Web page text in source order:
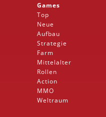
Games
Top
Neue
Aufbau
Strategie
Farm
Mittelalter
Rollen
Action
MMO
Weltraum